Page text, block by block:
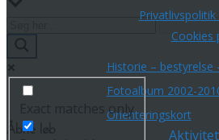
Cookies
Historie – bestyrelse
Fotoalbum 2002-
Orienteringskort
Exact matches only
Åbne løb